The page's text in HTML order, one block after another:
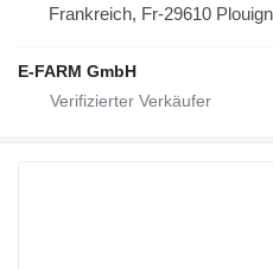
Frankreich, Fr-29610
E-FARM GmbH